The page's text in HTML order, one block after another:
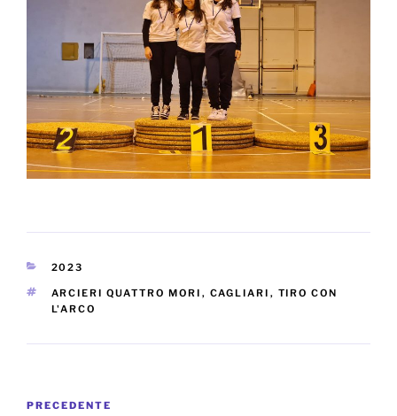
CATEGORIE
2023
TAG
ARCIERI QUATTRO MORI , CAGLIARI , TIRO CON
L'ARCO
Articolo
PRECEDENTE